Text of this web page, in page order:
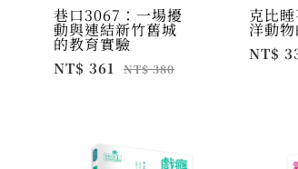
巷口3067：一場擾
動與連結新竹舊城
的教育實驗
NT$ 361 NT$ 380
克比
洋動
NT$